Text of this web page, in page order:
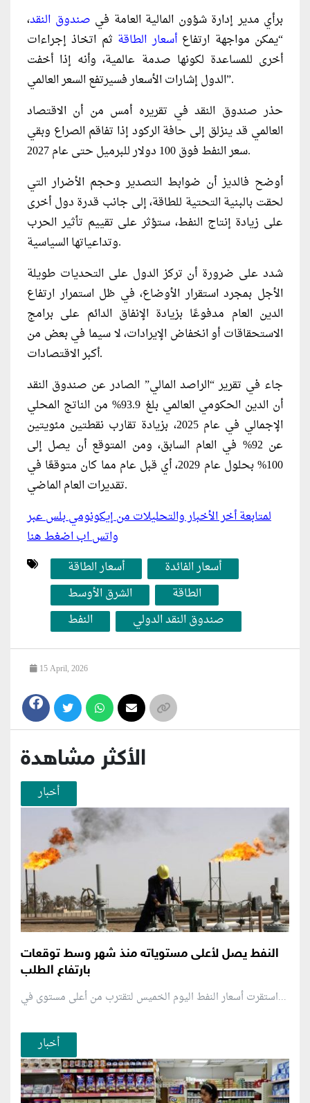
برأي مدير إدارة شؤون المالية العامة في صندوق النقد،
“يمكن مواجهة ارتفاعأسعار الطاقة ثم اتخاذ إجراءات
أخرى للمساعدة لكونها صدمة عالمية، وأنه إذا أخفت
الدول إشارات الأسعار فسيرتفع السعر العالمي”.
حذر صندوق النقد في تقريره أمس من أن الاقتصاد
العالمي قد ينزلق إلى حافة الركود إذا تفاقم الصراع وبقي
سعر النفط فوق 100 دولار للبرميل حتى عام 2027.
أوضح فالديز أن ضوابط التصدير وحجم الأضرار التي
لحقت بالبنية التحتية للطاقة، إلى جانب قدرة دول أخرى
على زيادة إنتاج النفط، ستؤثر على تقييم تأثير الحرب
وتداعياتها السياسية.
شدد على ضرورة أن تركز الدول على التحديات طويلة
الأجل بمجرد استقرار الأوضاع، في ظل استمرار ارتفاع
الدين العام مدفوعًا بزيادة الإنفاق الدائم على برامج
الاستحقاقات أو انخفاض الإيرادات، لا سيما في بعض من
أكبر الاقتصادات.
جاء في تقرير “الراصد المالي” الصادر عن صندوق النقد
أن الدين الحكومي العالمي بلغ 93.9% من الناتج المحلي
الإجمالي في عام 2025، بزيادة تقارب نقطتين مئويتين
عن 92% في العام السابق، ومن المتوقع أن يصل إلى
100% بحلول عام 2029، أي قبل عام مما كان متوقعًا في
تقديرات العام الماضي.
لمتابعة أخر الأخبار والتحليلات من إيكونومي بلس عبر
واتس اب اضغط هنا
أسعار الطاقة
أسعار الفائدة
الشرق الأوسط
الطاقة
النفط
صندوق النقد الدولي
15 April, 2026
الأكثر مشاهدة
أخبار
النفط يصل لأعلى مستوياته منذ شهر وسط توقعات
بارتفاع الطلب
استقرت أسعار النفط اليوم الخميس لتقترب من أعلى مستوى في...
أخبار